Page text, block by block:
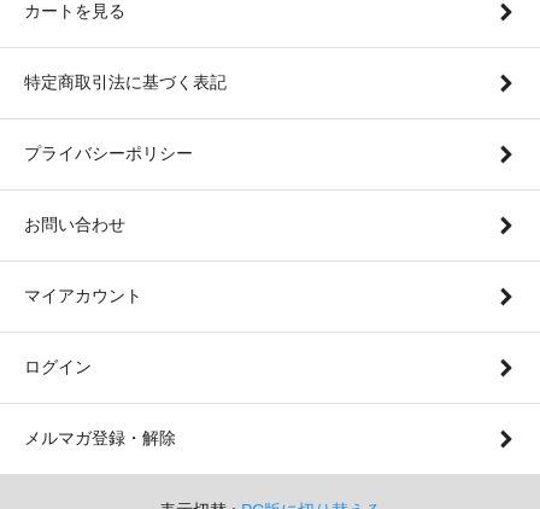
カートを見る
特定商取引法に基づく表記
プライバシーポリシー
お問い合わせ
マイアカウント
ログイン
メルマガ登録・解除